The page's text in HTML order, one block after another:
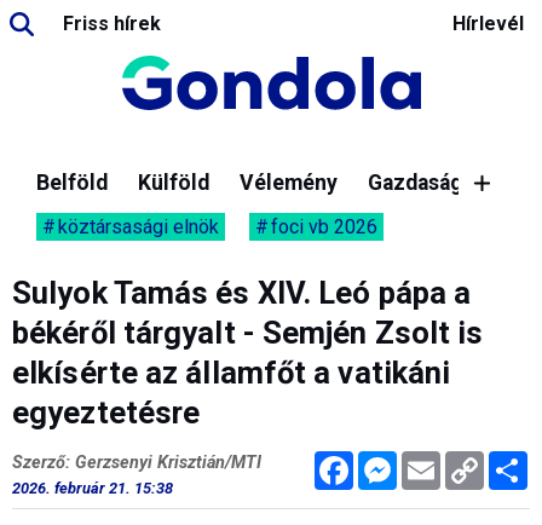
Friss hírek Hírlevél
Belföld Külföld Vélemény Gazdaság
köztársasági elnök foci vb 2026
Sulyok Tamás és XIV. Leó pápa a
békéről tárgyalt - Semjén Zsolt is
elkísérte az államfőt a vatikáni
egyeztetésre
FacebookMessenger
Email Copy
Link
Szerző: Gerzsenyi Krisztián/MTI
2026. február 21. 15:38